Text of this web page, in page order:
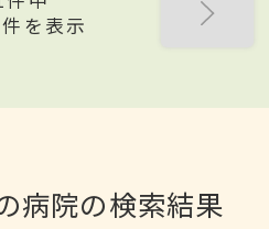
を表示
病院の検索結果